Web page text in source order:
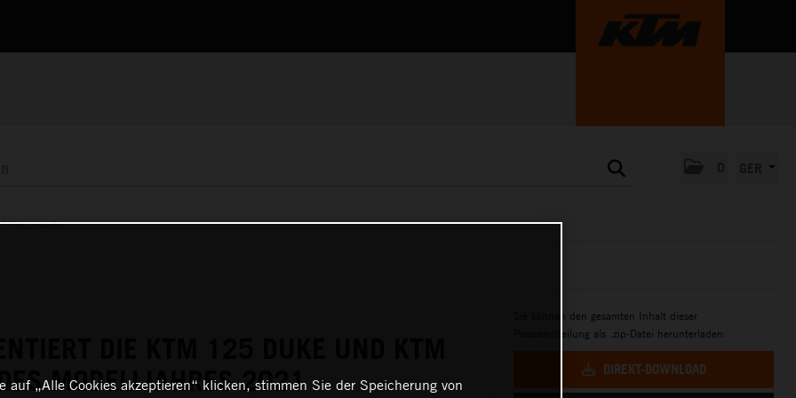
MODELLJAHRES 2021
Sie können den gesamten Inhalt dieser
Pressemitteilung als .zip-Datei herunterladen:
DIREKT-DOWNLOAD
auf „Alle Cookies akzeptieren“ klicken, stimmen Sie der Speicherung von